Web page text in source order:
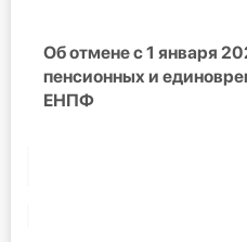
Консультации
Об отмене с 1 января
пенсионных и
ЕНПФ